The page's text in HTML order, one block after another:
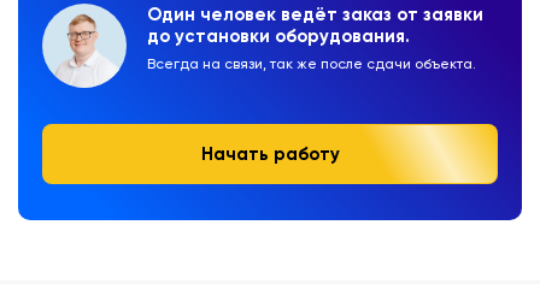
Один человек ведёт заказ от заявки
до установки оборудования.
Всегда на связи, так же после сдачи объекта.
Начать работу